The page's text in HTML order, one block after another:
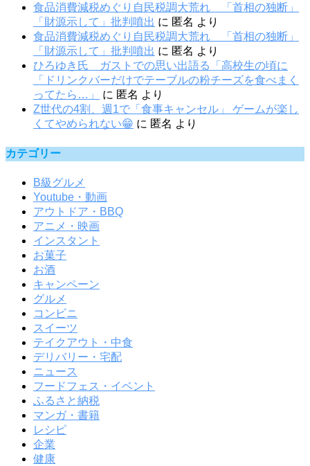
食品消費減税めぐり自民税調大荒れ 「首相の独断」
「財源示して」批判噴出 に 匿名 より
食品消費減税めぐり自民税調大荒れ 「首相の独断」
「財源示して」批判噴出 に 匿名 より
ひろゆき氏 ガストでの思い出語る「高校生の頃に
「ドリンクバーだけでテーブルの粉チーズを食べまく
ってたら…」
に 匿名 より
Z世代の4割、週1で「食事キャンセル」 ゲームが楽し
くてやめられない😁 に 匿名 より
カテゴリー
B級グルメ
Youtube・動画
アウトドア・BBQ
アニメ・映画
インスタント
お菓子
お酒
キャンペーン
グルメ
コンビニ
スイーツ
テイクアウト・中食
デリバリー・宅配
ニュース
フードフェス・イベント
ふるさと納税
マンガ・書籍
レシピ
企業
健康